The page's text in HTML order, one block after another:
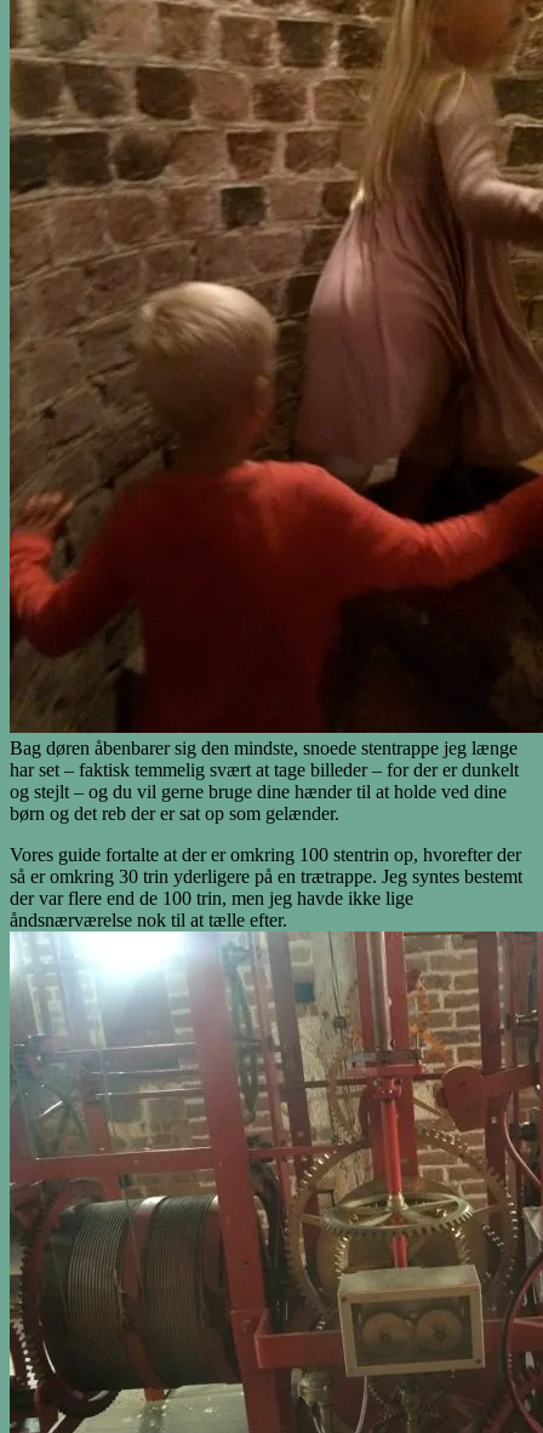
Bag døren åbenbarer sig den mindste, snoede stentrappe jeg længe
har set – faktisk temmelig svært at tage billeder – for der er dunkelt
og stejlt – og du vil gerne bruge dine hænder til at holde ved dine
børn og det reb der er sat op som gelænder.
Vores guide fortalte at der er omkring 100 stentrin op, hvorefter der
så er omkring 30 trin yderligere på en trætrappe. Jeg syntes bestemt
der var flere end de 100 trin, men jeg havde ikke lige
åndsnærværelse nok til at tælle efter.